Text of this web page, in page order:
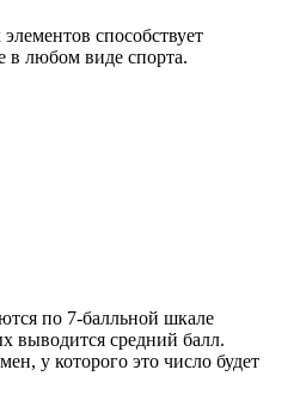
способствует
в любом виде спорта.
по 7-балльной шкале
выводится средний балл.
у которого это число будет